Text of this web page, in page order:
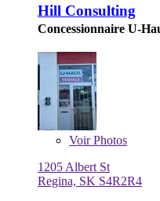
Hill Consulting
Concessionnaire U-
VoirPhotos
1205 Albert St
Regina, SK S4R2R4